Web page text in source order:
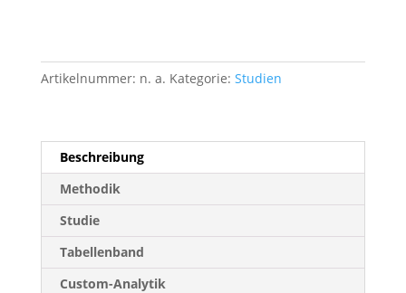
Artikelnummer: n. a. Kategorie: Studien
Beschreibung
Methodik
Studie
Tabellenband
Custom-Analytik